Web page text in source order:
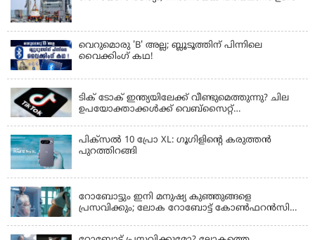
വെറുമൊരു 'B' അല്ല; ബ്ലൂടൂത്തിന് പിന്നിലെ
വൈക്കിംഗ് കഥ!
ടിക് ടോക് ഇന്ത്യയിലേക്ക് വീണ്ടുമെത്തുന്നു? ചില
ഉപയോക്താക്കൾക്ക് വെബ്സൈറ്റ്
പിക്സൽ 10 പ്രോ XL: ഗൂഗിളിന്റെ കരുത്തൻ
പുറത്തിറങ്ങി
റോബോട്ടും ഇനി മനുഷ്യ കുഞ്ഞുങ്ങളെ
പ്രസവിക്കും; ലോക റോബോട്ട് കോണ്‍ഫറന്‍സില്‍